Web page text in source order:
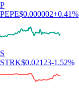
P
PEPE$0.000002+0.41%
S
STRK$0.02123-1.52%